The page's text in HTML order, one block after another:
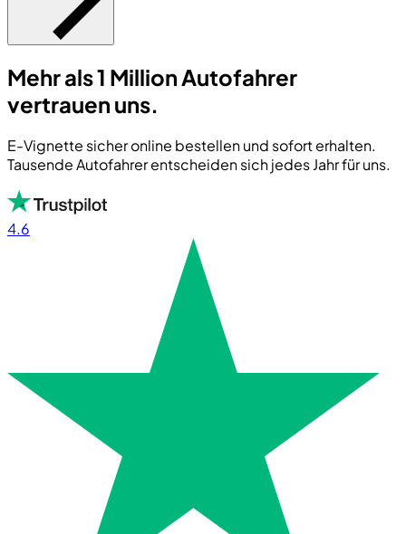
Mehr als 1 Million Autofahrer
vertrauen uns.
E-Vignette sicher online bestellen und sofort erhalten.
Tausende Autofahrer entscheiden sich jedes Jahr für uns.
4.6